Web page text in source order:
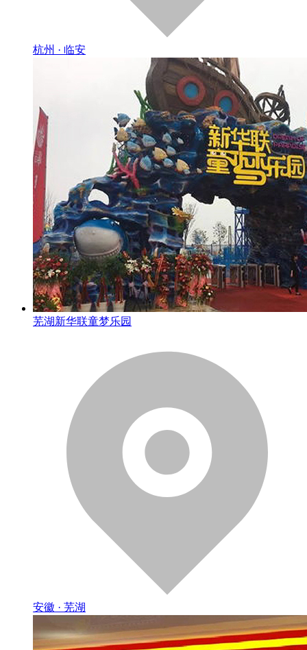
杭州 · 临安
芜湖新华联童梦乐园
安徽 · 芜湖